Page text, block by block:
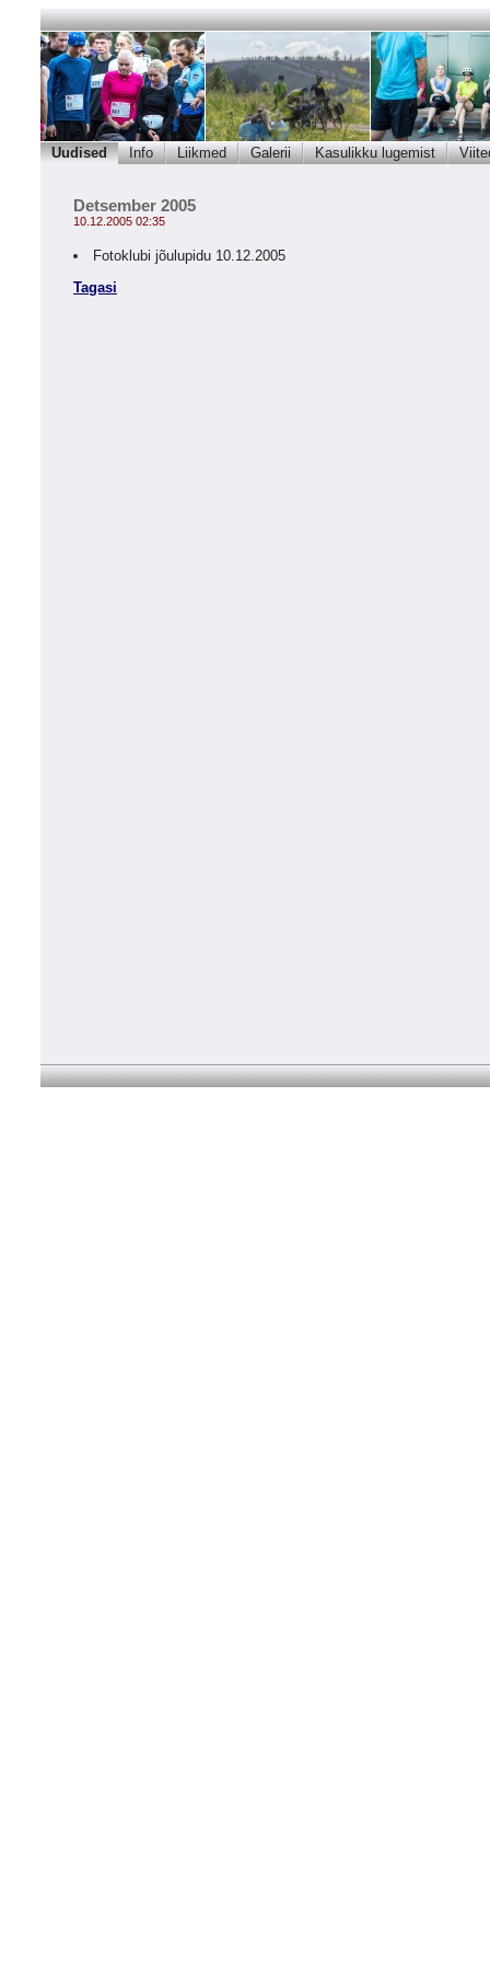
Uudised Info Liikmed Galerii Kasulikku lugemist
Detsember 2005
10.12.2005 02:35
Fotoklubi jõulupidu 10.12.2005
Tagasi